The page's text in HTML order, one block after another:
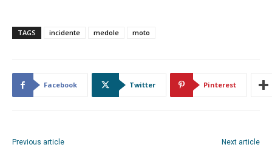
TAGS incidente medole moto
Facebook Twitter Pinterest
Previous article Next article